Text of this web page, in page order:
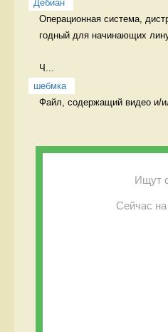
Дебиан
Операционная система,
годный для начинающих
Ч...
шебмка
Ищут
Сейчас на